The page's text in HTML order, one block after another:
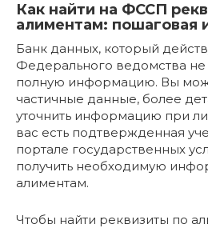
Как найти на ФССП
алиментам: пошаговая
Банк данных, который
Федерального ведомства не
полную информацию. Вы
частичные данные, более
уточнить информацию при
вас есть подтвержденная
портале государственных
получить необходимую
алиментам.
Чтобы найти реквизиты по